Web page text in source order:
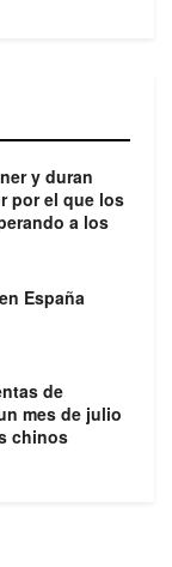
y duran
por el que los
a los
España
de
mes de julio
chinos